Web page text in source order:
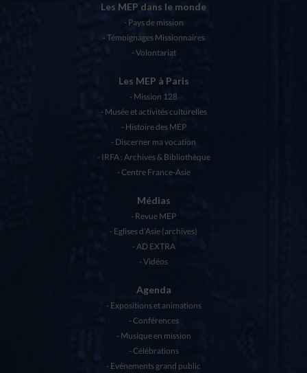
Les MEP dans le monde
Pays de mission
Témoignages Missionnaires
Volontariat
Les MEP à Paris
Mission 128
Musée et activités culturelles
Histoire des MEP
Discerner ma vocation
IRFA : Archives & Bibliothèque
Centre France-Asie
Médias
Revue MEP
Eglises d’Asie (archives)
AD EXTRA
Vidéos
Agenda
Expositions et animations
Conférences
Musique en mission
Célébrations
Evénements grand public